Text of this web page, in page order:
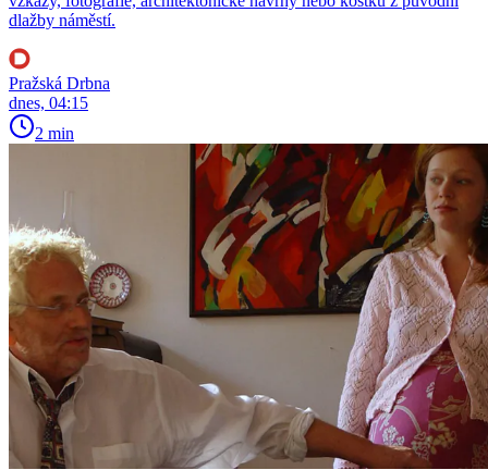
dlažby náměstí.
Pražská Drbna
dnes, 04:15
2 min